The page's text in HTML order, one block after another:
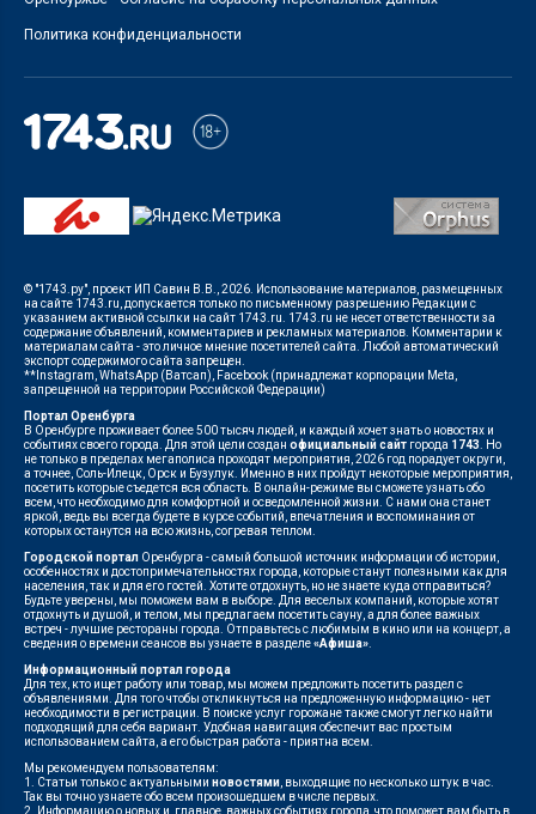
Политика конфиденциальности
© "1743.ру", проект ИП Савин В.В., 2026. Использование материалов, размещенных
на сайте 1743.ru, допускается только по письменному разрешению Редакции с
указанием активной ссылки на сайт 1743.ru. 1743.ru не несет ответственности за
содержание объявлений, комментариев и рекламных материалов. Комментарии к
материалам сайта - это личное мнение посетителей сайта. Любой автоматический
экспорт содержимого сайта запрещен.
**Instagram, WhatsApp (Ватсап), Facebook (принадлежат корпорации Meta,
запрещенной на территории Российской Федерации)
Портал Оренбурга
В Оренбурге проживает более 500 тысяч людей, и каждый хочет знать о новостях и
событиях своего города. Для этой цели создан официальный сайт города 1743. Но
не только в пределах мегаполиса проходят мероприятия, 2026 год порадует округи,
а точнее, Соль-Илецк, Орск и Бузулук. Именно в них пройдут некоторые мероприятия,
посетить которые съедется вся область. В онлайн-режиме вы сможете узнать обо
всем, что необходимо для комфортной и осведомленной жизни. С нами она станет
яркой, ведь вы всегда будете в курсе событий, впечатления и воспоминания от
которых останутся на всю жизнь, согревая теплом.
Городской портал Оренбурга - самый большой источник информации об истории,
особенностях и достопримечательностях города, которые станут полезными как для
населения, так и для его гостей. Хотите отдохнуть, но не знаете куда отправиться?
Будьте уверены, мы поможем вам в выборе. Для веселых компаний, которые хотят
отдохнуть и душой, и телом, мы предлагаем посетить сауну, а для более важных
встреч - лучшие рестораны города. Отправьтесь с любимым в кино или на концерт, а
сведения о времени сеансов вы узнаете в разделе«Афиша».
Информационный портал города
Для тех, кто ищет работу или товар, мы можем предложить посетить раздел с
объявлениями. Для того чтобы откликнуться на предложенную информацию - нет
необходимости в регистрации. В поиске услуг горожане также смогут легко найти
подходящий для себя вариант. Удобная навигация обеспечит вас простым
использованием сайта, а его быстрая работа - приятна всем.
Мы рекомендуем пользователям:
1. Статьи только с актуальными новостями, выходящие по несколько штук в час.
Так вы точно узнаете обо всем произошедшем в числе первых.